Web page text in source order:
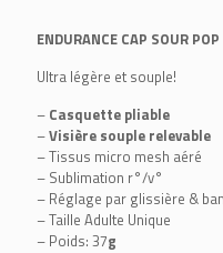
ENDURANCE CAP SOUR POP
Ultra légère et souple!
– Casquette pliable
–Visière souple relevable
– Tissus micro mesh aéré
– Sublimation r°/v°
– Réglage par glissière &
– Taille Adulte Unique
– Poids: 37g